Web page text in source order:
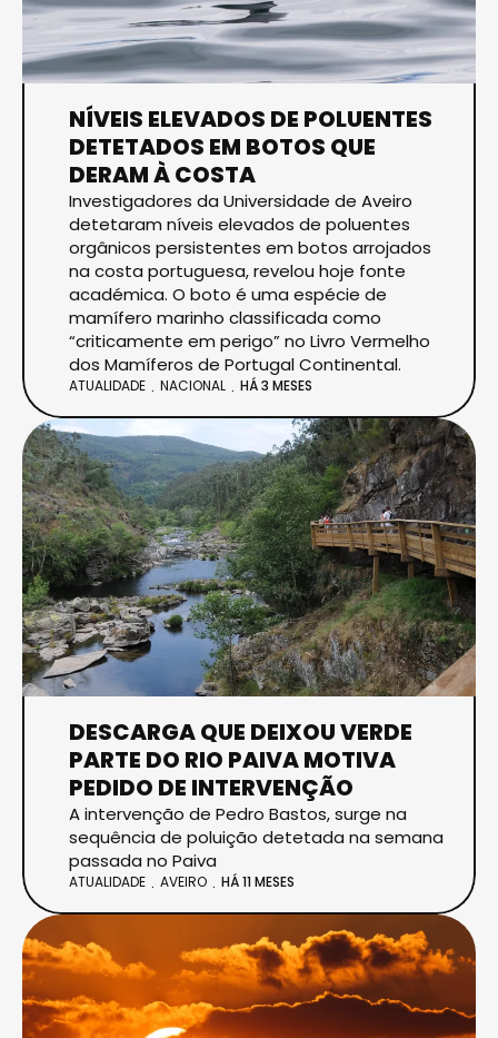
NÍVEIS ELEVADOS DE POLUENTES
DETETADOS EM BOTOS QUE
DERAM À COSTA
Investigadores da Universidade de Aveiro
detetaram níveis elevados de poluentes
orgânicos persistentes em botos arrojados
na costa portuguesa, revelou hoje fonte
académica. O boto é uma espécie de
mamífero marinho classificada como
“criticamente em perigo” no Livro Vermelho
dos Mamíferos de Portugal Continental.
ATUALIDADE NACIONAL HÁ 3 MESES
DESCARGA QUE DEIXOU VERDE
PARTE DO RIO PAIVA MOTIVA
PEDIDO DE INTERVENÇÃO
A intervenção de Pedro Bastos, surge na
sequência de poluição detetada na semana
passada no Paiva
ATUALIDADE AVEIRO HÁ 11 MESES